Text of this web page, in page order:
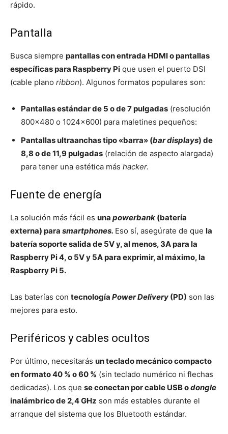
rápido.
Pantalla
Busca siempre pantallas con entrada HDMI o pantallas
específicas para Raspberry Pi que usen el puerto DSI
(cable plano ribbon). Algunos formatos populares son:
Pantallas estándar de 5 o de 7 pulgadas (resolución
800×480 o 1024×600) para maletines pequeños:
Pantallas ultraanchas tipo «barra» (bar displays) de
8,8 o de 11,9 pulgadas (relación de aspecto alargada)
para tener una estética más hacker.
Fuente de energía
La solución más fácil es una powerbank (batería
externa) para smartphones. Eso sí, asegúrate de que la
batería soporte salida de 5V y, al menos, 3A para la
Raspberry Pi 4, o 5V y 5A para exprimir, al máximo, la
Raspberry Pi 5.
Las baterías con tecnología Power Delivery (PD) son las
mejores para esto.
Periféricos y cables ocultos
Por último, necesitarás un teclado mecánico compacto
en formato 40 % o 60 % (sin teclado numérico ni flechas
dedicadas). Los que se conectan por cable USB odongle
inalámbrico de 2,4 GHz son más estables durante el
arranque del sistema que los Bluetooth estándar.